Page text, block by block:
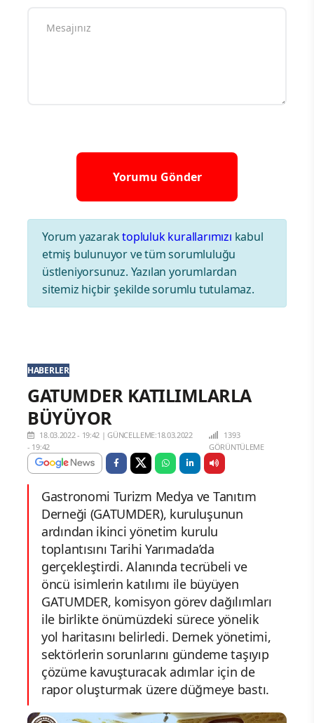
Yorum yazaraktopluluk kurallarımızı kabul
etmiş bulunuyor ve tüm sorumluluğu
üstleniyorsunuz. Yazılan yorumlardan
sitemiz hiçbir şekilde sorumlu tutulamaz.
HABERLER
GATUMDER KATILIMLARLA
BÜYÜYOR
18.03.2022 - 19:42 |GÜNCELLEME:18.03.2022
- 19:42
1393
GÖRÜNTÜLEME
Gastronomi Turizm Medya ve Tanıtım
Derneği (GATUMDER), kuruluşunun
ardından ikinci yönetim kurulu
toplantısını Tarihi Yarımada’da
gerçekleştirdi. Alanında tecrübeli ve
öncü isimlerin katılımı ile büyüyen
GATUMDER, komisyon görev dağılımları
ile birlikte önümüzdeki sürece yönelik
yol haritasını belirledi. Dernek yönetimi,
sektörlerin sorunlarını gündeme taşıyıp
çözüme kavuşturacak adımlar için de
rapor oluşturmak üzere düğmeye bastı.